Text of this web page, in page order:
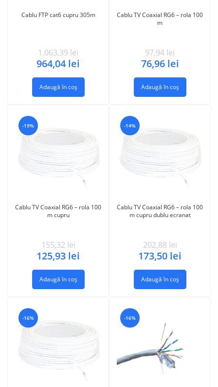
Cablu FTP cat6 cupru 305m
1.063,39 lei
964,04 lei
Adaugă în coș
Cablu TV Coaxial RG6 – rola 100
m
97,94 lei
76,96 lei
Adaugă în coș
-19%
Cablu TV Coaxial RG6 – rola 100
m cupru
155,32 lei
125,93 lei
Adaugă în coș
-14%
Cablu TV Coaxial RG6 – rola 100
m cupru dublu ecranat
202,88 lei
173,50 lei
Adaugă în coș
-16% -16%